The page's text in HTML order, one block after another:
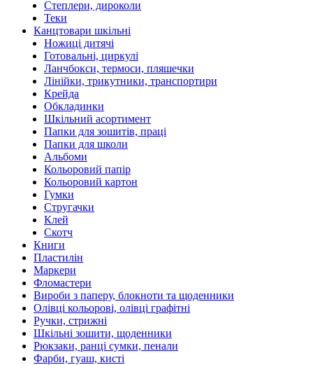
Степлери, дироколи
Теки
Канцтовари шкільні
Ножиці дитячі
Готовальні, циркулі
Ланчбокси, термоси, пляшечки
Лінійки, трикутники, транспортири
Крейда
Обкладинки
Шкільний асортимент
Папки для зошитів, праці
Папки для школи
Альбоми
Кольоровий папір
Кольоровий картон
Гумки
Стругачки
Клей
Скотч
Книги
Пластилін
Маркери
Фломастери
Вироби з паперу, блокноти та щоденники
Олівці кольорові, олівці графітні
Ручки, стрижні
Шкільні зошити, щоденники
Рюкзаки, ранці сумки, пенали
Фарби, гуаш, кисті